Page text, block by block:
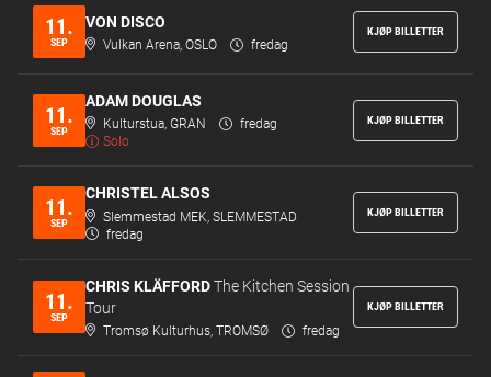
11.
SEP
VON DISCO
Vulkan Arena, OSLO fredag
KJØP BILLETTER
11.
SEP
ADAM DOUGLAS
Kulturstua, GRAN
fredag
Solo
KJØP BILLETTER
11.
SEP
CHRISTEL ALSOS
Slemmestad MEK, SLEMMESTAD
fredag
KJØP BILLETTER
11.
SEP
CHRIS KLÄFFORDThe Kitchen Session
Tour
Tromsø Kulturhus, TROMSØ fredag
KJØP BILLETTER